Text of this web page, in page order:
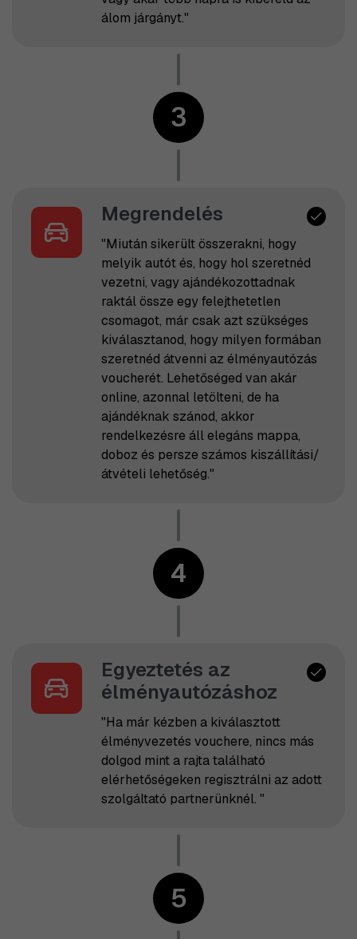
álom járgányt."
3
Megrendelés
"Miután sikerült összerakni, hogy
melyik autót és, hogy hol szeretnéd
vezetni, vagy ajándékozottadnak
raktál össze egy felejthetetlen
csomagot, már csak azt szükséges
kiválasztanod, hogy milyen formában
szeretnéd átvenni az élményautózás
voucherét. Lehetőséged van akár
online, azonnal letölteni, de ha
ajándéknak szánod, akkor
rendelkezésre áll elegáns mappa,
doboz és persze számos kiszállítási/
átvételi lehetőség."
4
Egyeztetés az
élményautózáshoz
"Ha már kézben a kiválasztott
élményvezetés vouchere, nincs más
dolgod mint a rajta található
elérhetőségeken regisztrálni az adott
szolgáltató partnerünknél. "
5